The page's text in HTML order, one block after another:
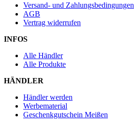
Versand- und Zahlungsbedingungen
AGB
Vertrag widerrufen
INFOS
Alle Händler
Alle Produkte
HÄNDLER
Händler werden
Werbematerial
Geschenkgutschein Meißen